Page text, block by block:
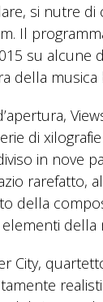
si nutre di
Il
su alcune
della
di
in nove
rarefatto,
della
della
City,